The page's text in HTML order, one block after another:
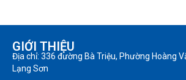
GIỚI THIỆU
Địa chỉ: 336 đường Bà Triệu, Phường Hoàng
Lạng Sơn